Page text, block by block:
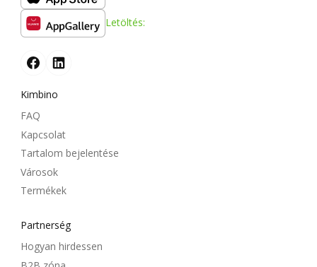
Letöltés:
Kimbino
FAQ
Kapcsolat
Tartalom bejelentése
Városok
Termékek
Partnerség
Hogyan hirdessen